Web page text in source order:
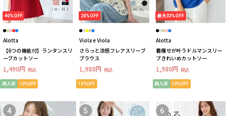
40%OFF
Alotta
【6つの機能付】ランタンスリ
ーブカットソー
1,490円 税込
再入荷 10%OFF
20%OFF
Viola e Viola
さらっと涼感フレアスリーブ
ブラウス
1,980円 税込
10%OFF
最大33%OFF
Alotta
着痩せが叶うドルマンスリー
ブきれいめカットソー
1,980円 税込
再入荷 10%OFF
4 5 6